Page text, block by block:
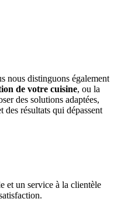
nous distinguons également
de votre cuisine, ou la
des solutions adaptées,
résultats qui dépassent
et un service à la clientèle